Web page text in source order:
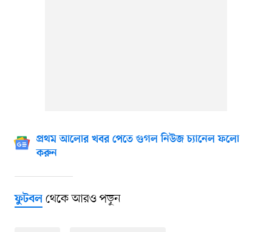
প্রথম আলোর খবর পেতে গুগল নিউজ চ্যানেল ফলো
করুন
ফুটবলথেকে আরও পড়ুন